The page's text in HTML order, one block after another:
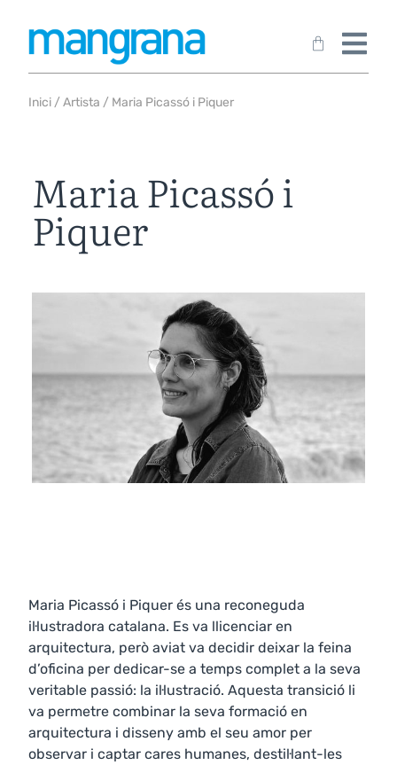
Inici /Artista / Maria Picassó i Piquer
Maria Picassó i
Piquer
Maria Picassó i Piquer és una reconeguda
il·lustradora catalana. Es va llicenciar en
arquitectura, però aviat va decidir deixar la feina
d’oficina per dedicar-se a temps complet a la seva
veritable passió: la il·lustració. Aquesta transició li
va permetre combinar la seva formació en
arquitectura i disseny amb el seu amor per
observar i captar cares humanes, destil·lant-les